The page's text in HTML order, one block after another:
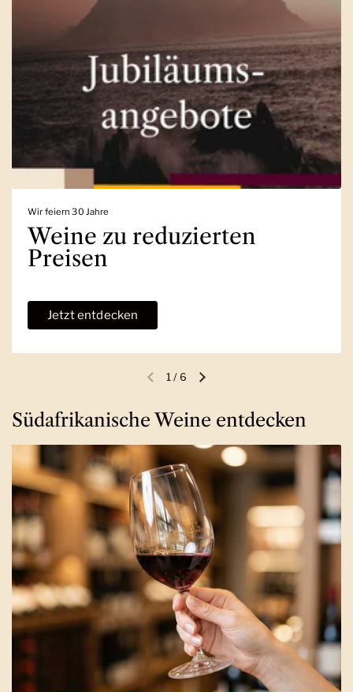
Wir feiern 30 Jahre
Weine zu reduzierten
Preisen
Jetzt entdecken
Vorherige FolieNächste Folie
1 /6
Südafrikanische Weine entdecken